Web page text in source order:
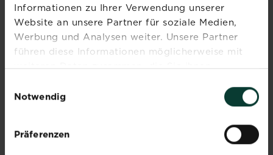
Informationen zu Ihrer Verwendung unserer
Website an unsere Partner für soziale Medien,
Werbung und Analysen weiter. Unsere Partner
führen diese Informationen möglicherweise mit
weiteren Daten zusammen, die Sie ihnen
Nutzung der Dienste gesammelt haben.
Notwendig
Präferenzen
Substral®Naturen®Langzeitdünger Rosen
und Blühgehölze 1,2 kg
Jetzt kaufen
Substral® Naturen® Langzeitdünger